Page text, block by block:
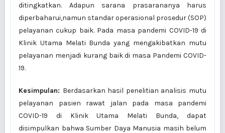
ditingkatkan. Adapun sarana prasarananya harus
diperbaharui,namun standar operasional prosedur (SOP)
pelayanan cukup baik. Pada masa pandemi COVID-19 di
Klinik Utama Melati Bunda yang mengakibatkan mutu
pelayanan menjadi kurang baik di masa Pandemi COVID-
19.
Kesimpulan: Berdasarkan hasil penelitian analisis mutu
pelayanan pasien rawat jalan pada masa pandemi
COVID-19 di Klinik Utama Melati Bunda, dapat
disimpulkan bahwa Sumber Daya Manusia masih belum